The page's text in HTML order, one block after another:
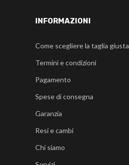
INFORMAZIONI
Come scegliere la taglia giusta
Termini e condizioni
Pagamento
Spese di consegna
Garanzia
Resi e cambi
Chi siamo